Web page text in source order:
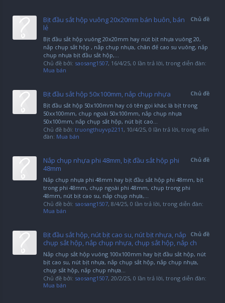
Chủ đề
Bịt đầu sắt hộp vuông 20x20mm bán buôn, bán
lẻ
Bịt đầu sắt hộp vuông 20x20mm hay nút bịt nhựa vuông 20,
nắp chụp sắt hộp , nắp chụp nhựa, chân đế cao su vuông, nắp
chụp nhựa bịt đầu sắt hộp,...
Chủ đề bởi: saosang1507, 16/4/25, 0 lần trả lời, trong diễn đàn:
Mua bán
Chủ đề
Bịt đầu sắt hộp 50x100mm, nắp chụp nhựa
Bịt đầu sắt hộp 50x100mm hay có tên gọi khác là bịt trong
50xx100mm, chụp ngoài 50x100mm, nắp chụp nhựa
50x100mm, nắp chụp sắt hộp, nút bịt cao...
Chủ đề bởi: truongthuyvp2211 , 10/4/25, 0 lần trả lời, trong diễn
đàn: Mua bán
Chủ đề
Nắp chụp nhựa phi 48mm, bịt đầu sắt hộp phi
48mm
Nắp chụp nhựa phi 48mm hay bịt đầu sắt hộp phi 48mm, bịt
trong phi 48mm, chụp ngoài phi 48mm, chụp trong phi
48mm, nút bịt cao su, nắp chụp nhựa,...
Chủ đề bởi: saosang1507, 8/4/25, 0 lần trả lời, trong diễn đàn:
Mua bán
Chủ đề
Bịt đầu sắt hộp, nút bịt cao su, nút bịt nhựa, nắp
chụp sắt hộp, nắp chụp nhựa, chụp sắt hộp, nắp ch
Nắp chụp sắt hộp vuông 100x100mm hay bịt đầu sắt hộp, nút
bịt cao su, nút bịt nhựa, nắp chụp sắt hộp, nắp chụp nhựa,
chụp sắt hộp, nắp chụp nhựa...
Chủ đề bởi: saosang1507, 20/2/25, 0 lần trả lời, trong diễn đàn:
Mua bán